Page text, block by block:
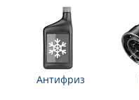
Антифриз